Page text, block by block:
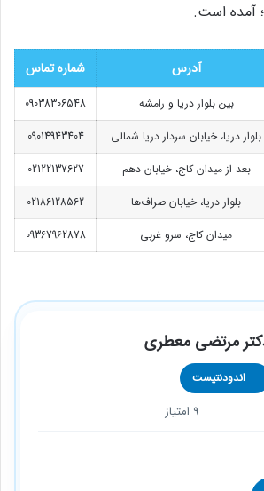
آمده است.
آدرس شماره تماس
بین بلوار دریا و رامشه
09038306548
بلوار دریا، خیابان سردار دریا شمالی
09014943404
بعد از میدان کاج، خیابان دهم
02122137627
بلوار دریا، خیابان صراف‌ها
02186128562
میدان کاج، سرو غربی 09367962878
مرتضی معطری
اندودنتیست
9 امتیاز